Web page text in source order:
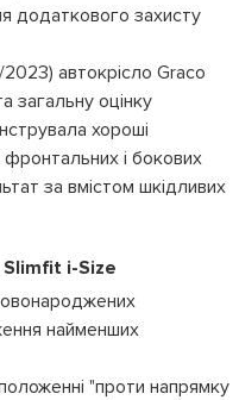
додаткового захисту
автокрісло Graco
загальну оцінку
хороші
і бокових
за вмістом шкідливих
Slimfit i-Size
найменших
"проти напрямку